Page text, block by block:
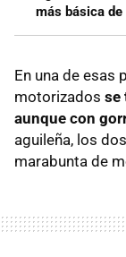
más básica
En una de esas
motorizados se
aunque con
aguileña, los
marabunta de